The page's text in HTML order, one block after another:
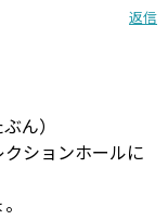
返信
ん）
ションホールに